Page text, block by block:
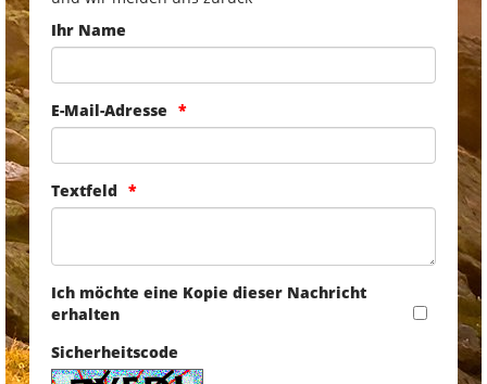
Ihr Name
E-Mail-Adresse
Textfeld
Ich möchte eine Kopie dieser Nachricht
erhalten
Sicherheitscode